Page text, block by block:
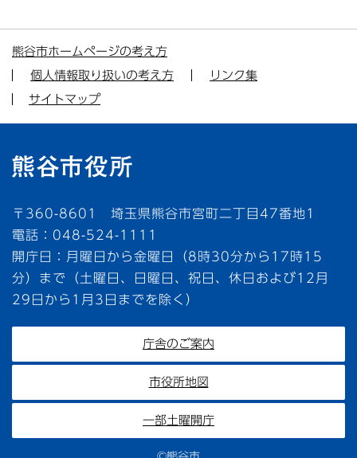
熊谷市ホームページの考え方
個人情報取り扱いの考え方
リンク集
サイトマップ
〒360-8601 埼玉県熊谷市宮町二丁目47番地1
電話：048-524-1111
開庁日：月曜日から金曜日（8時30分から17時15
分）まで（土曜日、日曜日、祝日、休日および12月
29日から1月3日までを除く）
庁舎のご案内
市役所地図
一部土曜開庁